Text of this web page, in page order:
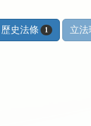
歷史法條 1 立法